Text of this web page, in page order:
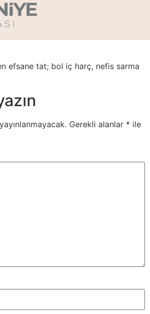
Sarması
efsane tat; bol iç harç, nefis sarma
Gerekli alanlar * ile